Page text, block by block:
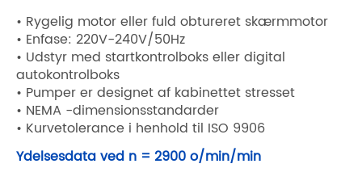
• Rygelig motor eller fuld obtureret skærmmotor
• Enfase: 220V-240V/50Hz
• Udstyr med startkontrolboks eller digital
autokontrolboks
• Pumper er designet af kabinettet stresset
• NEMA -dimensionsstandarder
• Kurvetolerance i henhold til ISO 9906
Ydelsesdata ved n = 2900 o/min/min